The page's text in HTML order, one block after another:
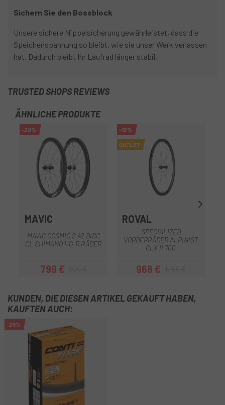
Sichern Sie den Bossblock
Unsere sichere Nippelsicherung gewährleistet, dass die
Speichenspannung so bleibt, wie sie unser Werk verlassen
hat. Dadurch bleibt Ihr Laufrad länger stabil.
TRUSTED SHOPS REVIEWS
ÄHNLICHE PRODUKTE
-20%
MAVIC
MAVIC COSMIC S 42 DISC
CL SHIMANO HG-R RÄDER
Preis
799 €Regulärer Preis
-12%
OUTLET
ROVAL
SPECIALIZED
VORDERRÄDER ALPINIST
CLX II 700
Preis
968 €Regulärer Preis
KUNDEN, DIE DIESEN ARTIKEL GEKAUFT HABEN,
KAUFTEN AUCH:
-25%